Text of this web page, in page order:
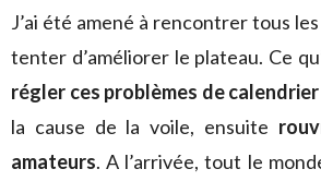
J’ai été amené à rencontrer tous
tenter d’améliorer le plateau. Ce
régler ces problèmes de calendrier
la cause de la voile, ensuite
amateurs. A l’arrivée, tout le